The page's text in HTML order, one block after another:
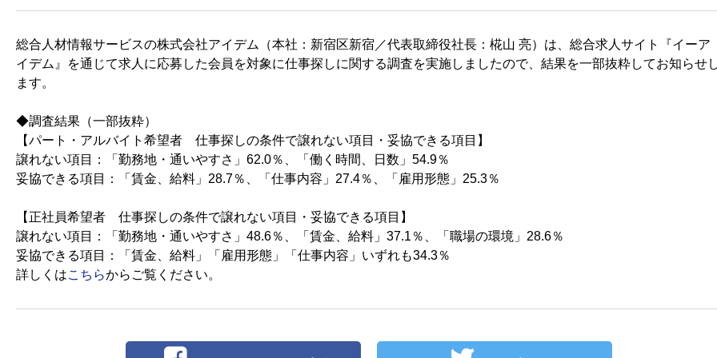
総合人材情報サービスの株式会社アイデム（本社：新宿区新宿／代表取締役社長：椛山 亮）は、総合求人サイト『イーア
イデム』を通じて求人に応募した会員を対象に仕事探しに関する調査を実施しましたので、結果を一部抜粋してお知らせ
ます。
◆調査結果（一部抜粋）
【パート・アルバイト希望者 仕事探しの条件で譲れない項目・妥協できる項目】
譲れない項目：「勤務地・通いやすさ」62.0％、「働く時間、日数」54.9％
妥協できる項目：「賃金、給料」28.7％、「仕事内容」27.4％、「雇用形態」25.3％
【正社員希望者 仕事探しの条件で譲れない項目・妥協できる項目】
譲れない項目：「勤務地・通いやすさ」48.6％、「賃金、給料」37.1％、「職場の環境」28.6％
妥協できる項目：「賃金、給料」「雇用形態」「仕事内容」いずれも34.3％
詳しくはこちらからご覧ください。